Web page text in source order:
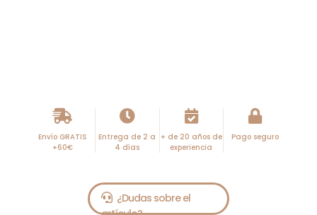
Envío GRATIS
+60€
Entrega de 2 a
4 días
+ de 20 años de
experiencia
Pago seguro